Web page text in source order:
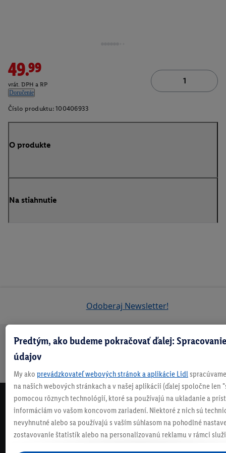
49.99
vrát. DPH a RP
Doručenie
Číslo produktu: 100406933
O produkte
Na stiahnutie
Odoberaj Newsletter!
zadarmo
nad 70 €¹
Vrátenie
niečo nové
Bezpečný nákup
NEWSLETTER
ODOBERAJ NÁŠ NEWSLETTER
Predtým, ako budeme pokračovať ďalej:
údajov
My ako prevádzkovateľ webových stránok a aplikácie Lidl
na našich webových stránkach a v našej aplikácii (ďalej spoločne len
pomocou rôznych technológií, ktoré sa používajú na ukladanie a
informáciám vo vašom koncovom zariadení. Niektoré z nich sú
nevyhnutné alebo sa používajú s vaším súhlasom na pohodlné
zostavovanie štatistík alebo na personalizovanú reklamu v rámci